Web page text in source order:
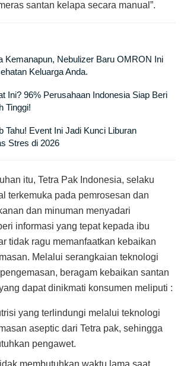
santan kelapa secara manual”.
Kemanapun, Nebulizer Baru OMRON Ini
Keluarga Anda.
Ini? 96% Perusahaan Indonesia Siap Beri
Tinggi!
Tahu! Event Ini Jadi Kunci Liburan
Stres di 2026
itu, Tetra Pak Indonesia, selaku
terkemuka pada pemrosesan dan
dan minuman menyadari
informasi yang tepat kepada ibu
tidak ragu memanfaatkan kebaikan
Melalui serangkaian teknologi
beragam kebaikan santan
dapat dinikmati konsumen meliputi :
yang terlindungi melalui teknologi
aseptic dari Tetra pak, sehingga
pengawet.
membutuhkan waktu lama saat